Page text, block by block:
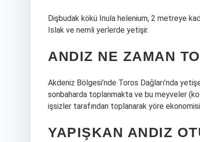
Dişbudak kökü Inula helenium, 2 metreye
Islak ve nemli yerlerde yetişir.
ANDIZ NE ZAMAN
Akdeniz Bölgesi’nde Toros Dağları’nda
sonbaharda toplanmakta ve bu meyveler
işsizler tarafından toplanarak yöre
YAPIŞKAN ANDIZ